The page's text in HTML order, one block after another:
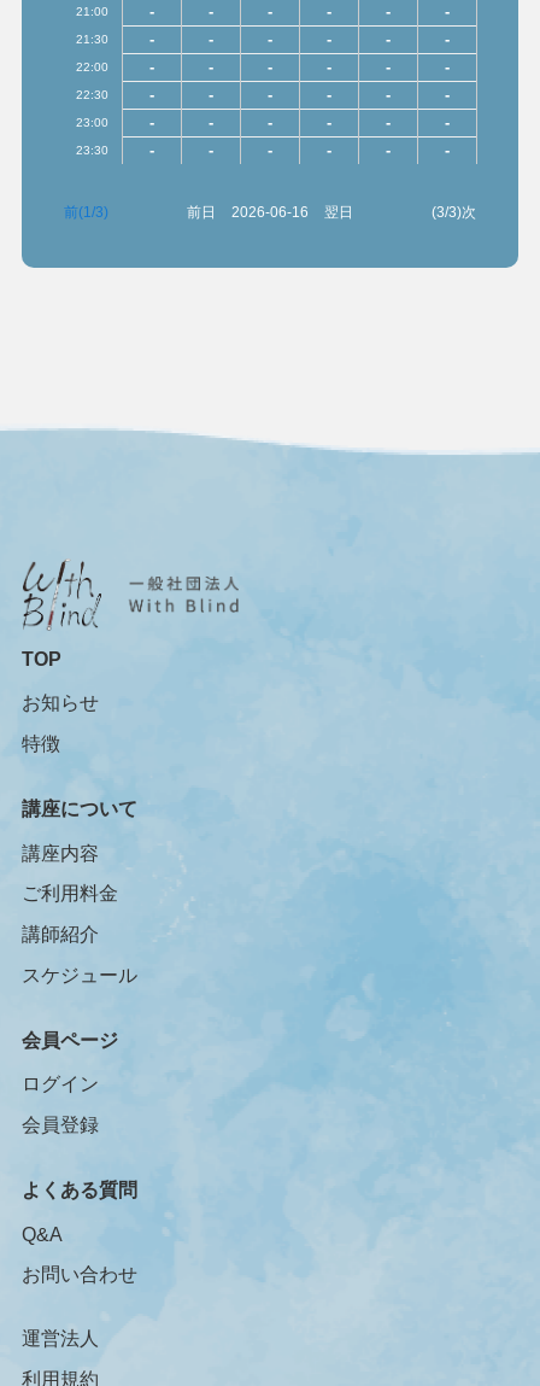
21:00 - - - - - -
21:30 - - - - - -
22:00 - - - - - -
22:30 - - - - - -
23:00 - - - - - -
23:30 - - - - - -
前(1/3) 前日 2026-06-16 翌日 (3/3)次
TOP
お知らせ
特徴
講座について
講座内容
ご利用料金
講師紹介
スケジュール
会員ページ
ログイン
会員登録
よくある質問
Q&A
お問い合わせ
運営法人
利用規約